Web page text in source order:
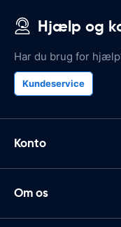
Hjælp og
Har du brug for
Kundeservice
Konto
Om os